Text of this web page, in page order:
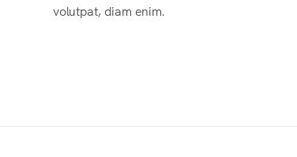
volutpat, diam enim.